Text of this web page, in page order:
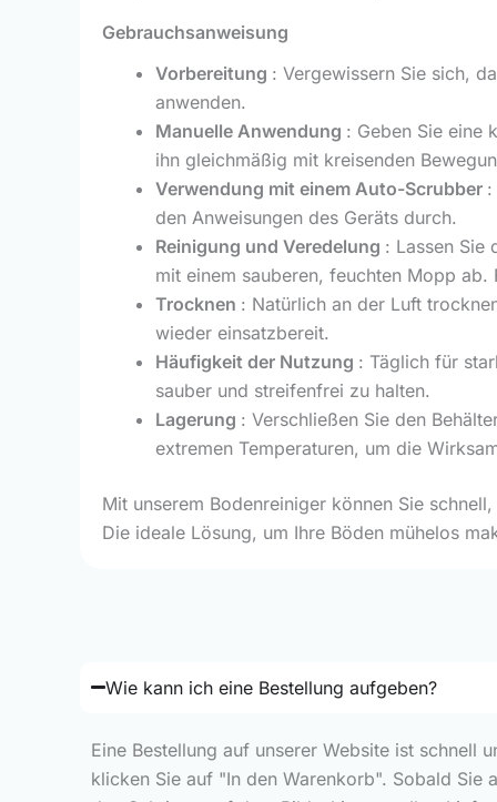
Gebrauchsanweisung
Vorbereitung : Vergewissern Sie sich,
anwenden.
Manuelle Anwendung : Geben Sie eine
ihn gleichmäßig mit kreisenden
Verwendung mit einem Auto-Scrubber :
den Anweisungen des Geräts durch.
Reinigung und Veredelung : Lassen Sie
mit einem sauberen, feuchten Mopp
Trocknen : Natürlich an der Luft
wieder einsatzbereit.
Häufigkeit der Nutzung : Täglich für
sauber und streifenfrei zu halten.
Lagerung : Verschließen Sie den
extremen Temperaturen, um die
Mit unserem Bodenreiniger können Sie
Die ideale Lösung, um Ihre Böden mühelos
Wie kann ich eine Bestellung aufgeben?
Eine Bestellung auf unserer Website ist schnell
klicken Sie auf "In den Warenkorb". Sobald Sie